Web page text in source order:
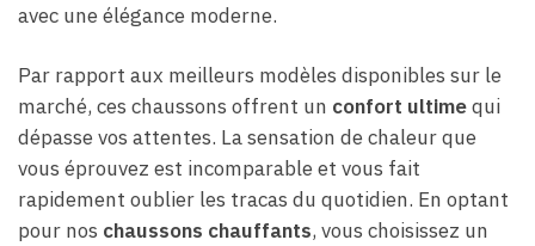
avec une élégance moderne.
Par rapport aux meilleurs modèles disponibles sur le
marché, ces chaussons offrent un confort ultimequi
dépasse vos attentes. La sensation de chaleur que
vous éprouvez est incomparable et vous fait
rapidement oublier les tracas du quotidien. En optant
pour nos chaussons chauffants, vous choisissez un